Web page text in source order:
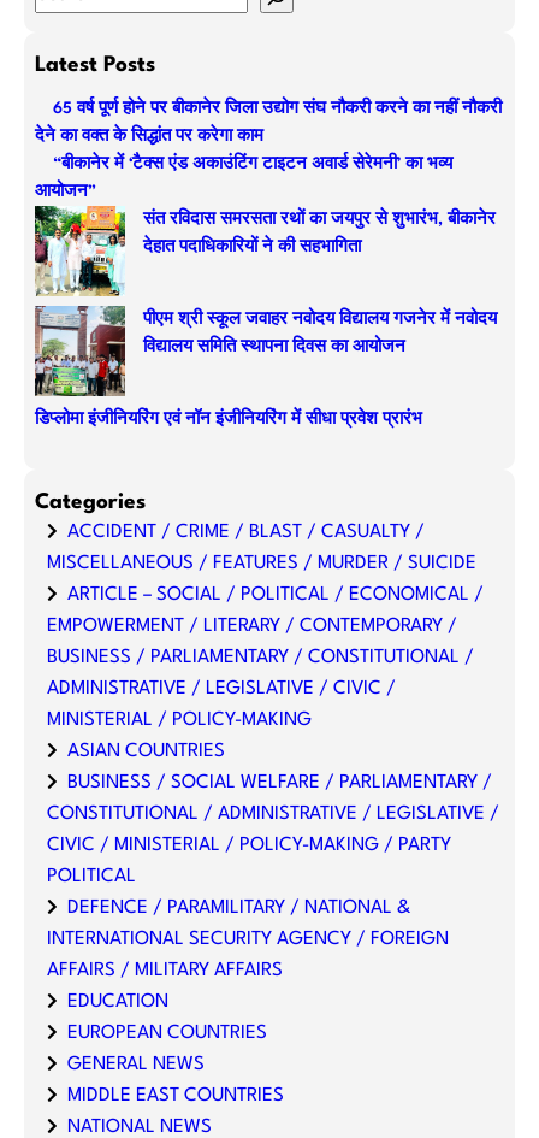
aLatest Posts
65 वर्ष पूर्ण होने पर बीकानेर जिला उद्योग संघ नौकरी करने का नहीं नौकरी
देने का वक्त के सिद्धांत पर करेगा काम
“बीकानेर में ‘टैक्स एंड अकाउंटिंग टाइटन अवार्ड सेरेमनी’ का भव्य
आयोजन”
संत रविदास समरसता रथों का जयपुर से शुभारंभ, बीकानेर
देहात पदाधिकारियों ने की सहभागिता
पीएम श्री स्कूल जवाहर नवोदय विद्यालय गजनेर में नवोदय
विद्यालय समिति स्थापना दिवस का आयोजन
डिप्लोमा इंजीनियरिंग एवं नॉन इंजीनियरिंग में सीधा प्रवेश प्रारंभ
Categories
ACCIDENT / CRIME / BLAST / CASUALTY /
MISCELLANEOUS / FEATURES / MURDER / SUICIDE
ARTICLE – SOCIAL / POLITICAL / ECONOMICAL /
EMPOWERMENT / LITERARY / CONTEMPORARY /
BUSINESS / PARLIAMENTARY / CONSTITUTIONAL /
ADMINISTRATIVE / LEGISLATIVE / CIVIC /
MINISTERIAL / POLICY-MAKING
ASIAN COUNTRIES
BUSINESS / SOCIAL WELFARE / PARLIAMENTARY /
CONSTITUTIONAL / ADMINISTRATIVE / LEGISLATIVE /
CIVIC / MINISTERIAL / POLICY-MAKING / PARTY
POLITICAL
DEFENCE / PARAMILITARY / NATIONAL &
INTERNATIONAL SECURITY AGENCY / FOREIGN
AFFAIRS / MILITARY AFFAIRS
EDUCATION
EUROPEAN COUNTRIES
GENERAL NEWS
MIDDLE EAST COUNTRIES
NATIONAL NEWS